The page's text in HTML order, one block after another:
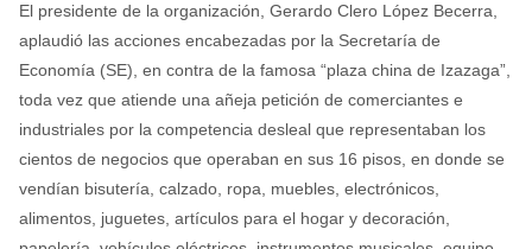
El presidente de la organización, Gerardo Clero López Becerra,
aplaudió las acciones encabezadas por la Secretaría de
Economía (SE), en contra de la famosa “plaza china de Izazaga”,
toda vez que atiende una añeja petición de comerciantes e
industriales por la competencia desleal que representaban los
cientos de negocios que operaban en sus 16 pisos, en donde se
vendían bisutería, calzado, ropa, muebles, electrónicos,
alimentos, juguetes, artículos para el hogar y decoración,